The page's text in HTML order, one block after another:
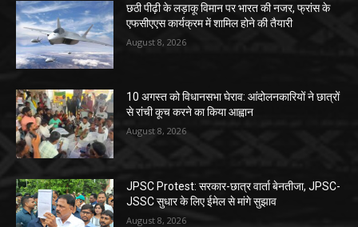
छठी पीढ़ी के लड़ाकू विमान पर भारत की नजर, फ्रांस के
एफसीएएस कार्यक्रम में शामिल होने की तैयारी
August 8, 2026
10 अगस्त को विधानसभा घेराव: आंदोलनकारियों ने छात्रों
से रांची कूच करने का किया आह्वान
August 8, 2026
JPSC Protest: सरकार-छात्र वार्ता बेनतीजा, JPSC-
JSSC सुधार के लिए ईमेल से मांगे सुझाव
August 8, 2026